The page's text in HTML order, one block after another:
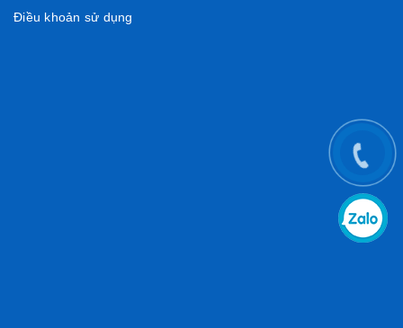
Điều khoản sử dụng